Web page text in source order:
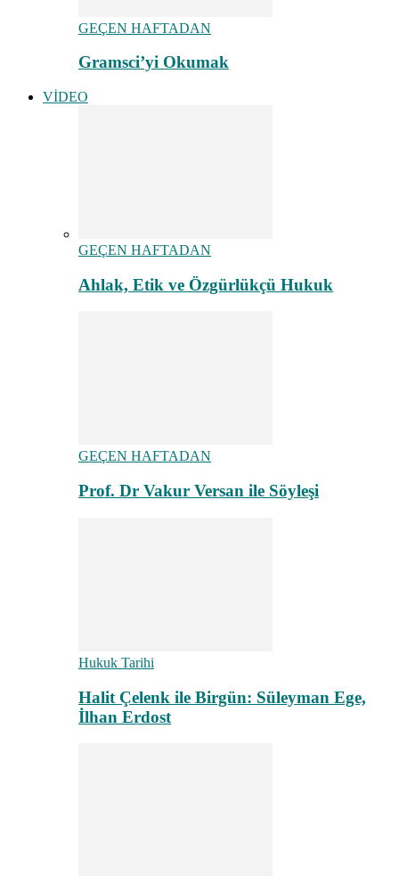
GEÇEN HAFTADAN
Gramsci’yi Okumak
VİDEO
GEÇEN HAFTADAN
Ahlak, Etik ve Özgürlükçü Hukuk
GEÇEN HAFTADAN
Prof. Dr Vakur Versan ile Söyleşi
Hukuk Tarihi
Halit Çelenk ile Birgün: Süleyman Ege,
İlhan Erdost